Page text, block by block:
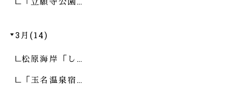
3月(14)
松原海岸「し…
「玉名温泉宿…